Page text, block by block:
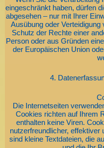
eingeschränkt haben, dürfen
abgesehen – nur mit Ihrer
Ausübung oder
Schutz der Rechte einer
Person oder aus Gründen
der Europäischen Union
4.
Die Internetseiten
Cookies richten auf Ihrem
enthalten keine Viren.
nutzerfreundlicher,
sind kleine Textdateien, die